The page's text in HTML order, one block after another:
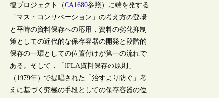
復プロジェクト（CA1680参照）に端を発する
「マス・コンサベーション」の考え方の登場
と平時の資料保存への応用，資料の劣化抑制
策としての近代的な保存容器の開発と段階的
保存の一環としての位置付けが第一の流れで
ある。そして，「IFLA資料保存の原則」
（1979年）で提唱された「治すより防ぐ」考
えに基づく究極の手段としての保存容器の位